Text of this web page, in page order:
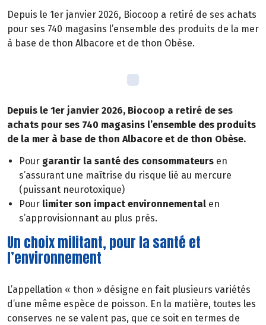
Depuis le 1er janvier 2026, Biocoop a retiré de ses achats
pour ses 740 magasins l’ensemble des produits de la mer
à base de thon Albacore et de thon Obèse.
Depuis le 1er janvier 2026, Biocoop a retiré de ses
achats pour ses 740 magasins l’ensemble des produits
de la mer à base de thon Albacore et de thon Obèse.
Pour garantir la santé des consommateurs en
s’assurant une maîtrise du risque lié au mercure
(puissant neurotoxique)
Pour limiter son impact environnemental en
s’approvisionnant au plus près.
Un choix militant, pour la santé et
l’environnement
L’appellation « thon » désigne en fait plusieurs variétés
d’une même espèce de poisson. En la matière, toutes les
conserves ne se valent pas, que ce soit en termes de